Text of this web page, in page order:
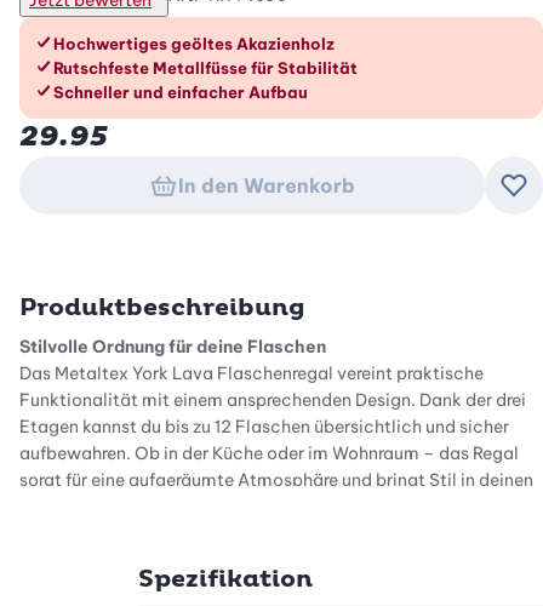
Die Vorteile im Überblick
Hochwertiges geöltes Akazienholz
Rutschfeste Metallfüsse für Stabilität
Schneller und einfacher Aufbau
29.95
In den Warenkorb
Produktbeschreibung
Stilvolle Ordnung für deine Flaschen
Das Metaltex York Lava Flaschenregal vereint praktische
Funktionalität mit einem ansprechenden Design. Dank der drei
Etagen kannst du bis zu 12 Flaschen übersichtlich und sicher
aufbewahren. Ob in der Küche oder im Wohnraum – das Regal
sorgt für eine aufgeräumte Atmosphäre und bringt Stil in deinen
Gefertigt aus geöltem Akazienholz, besticht das Flaschenregal
Spezifikation